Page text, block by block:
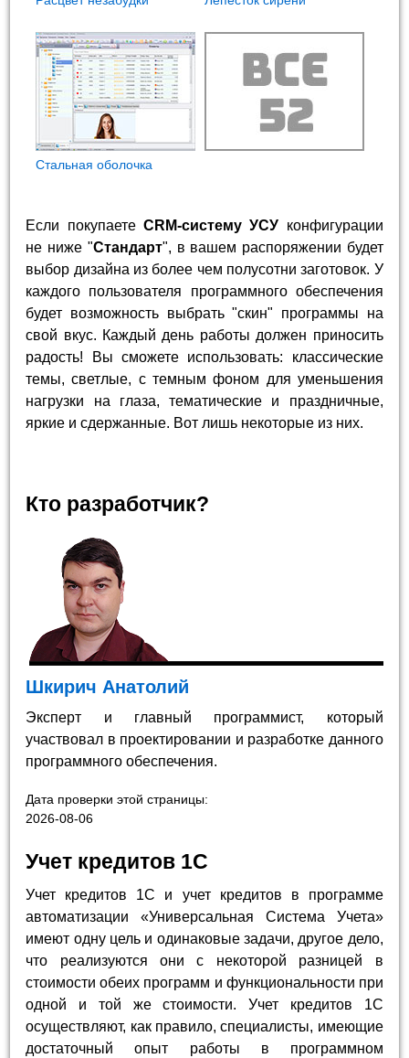
Стальная оболочка
Если покупаете CRM-систему УСУ конфигурации
не ниже "Стандарт", в вашем распоряжении будет
выбор дизайна из более чем полусотни заготовок. У
каждого пользователя программного обеспечения
будет возможность выбрать "скин" программы на
свой вкус. Каждый день работы должен приносить
радость! Вы сможете использовать: классические
темы, светлые, с темным фоном для уменьшения
нагрузки на глаза, тематические и праздничные,
яркие и сдержанные. Вот лишь некоторые из них.
Кто разработчик?
Шкирич Анатолий
Эксперт и главный программист, который
участвовал в проектировании и разработке данного
программного обеспечения.
Дата проверки этой страницы:
2026-08-06
Учет кредитов 1С
Учет кредитов 1С и учет кредитов в программе
автоматизации «Универсальная Система Учета»
имеют одну цель и одинаковые задачи, другое дело,
что реализуются они с некоторой разницей в
стоимости обеих программ и функциональности при
одной и той же стоимости. Учет кредитов 1С
осуществляют, как правило, специалисты, имеющие
достаточный опыт работы в программном